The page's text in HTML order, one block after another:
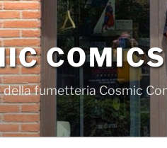
COMICS
fumetteria Cosmic